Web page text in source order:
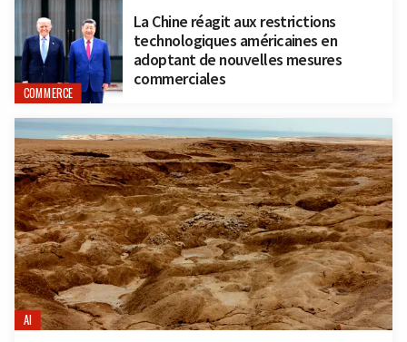
COMMERCE
La Chine réagit aux restrictions
technologiques américaines en
adoptant de nouvelles mesures
commerciales
AI